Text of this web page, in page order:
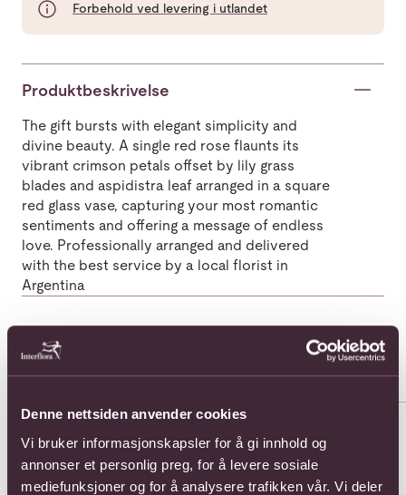
Denne nettsiden anvender cookies
Vi bruker informasjonskapsler for å gi innhold og
annonser et personlig preg, for å levere sosiale
mediefunksjoner og for å analysere trafikken vår. Vi deler
Forbehold ved levering i utlandet
Produktbeskrivelse
The gift bursts with elegant simplicity and
divine beauty. A single red rose flaunts its
vibrant crimson petals offset by lily grass
blades and aspidistra leaf arranged in a square
red glass vase, capturing your most romantic
sentiments and offering a message of endless
love. Professionally arranged and delivered
with the best service by a local florist in
Argentina
Populære buketter i Argentina Se alle
Se mer om 12 Red Long Stem Roses Hand Tied
Se mer om 12 Roses Long